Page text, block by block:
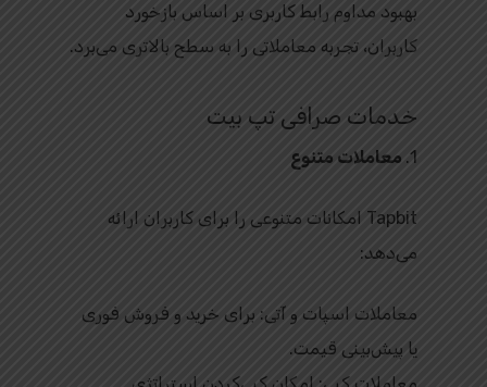
بهبود مداوم رابط کاربری بر اساس بازخورد
کاربران، تجربه معاملاتی را به سطح بالاتری می‌برد.
خدمات صرافی تپ بیت
1. معاملات متنوع
Tapbit امکانات متنوعی را برای کاربران ارائه
می‌دهد:
معاملات اسپات و آتی: برای خرید و فروش فوری
یا پیش‌بینی قیمت.